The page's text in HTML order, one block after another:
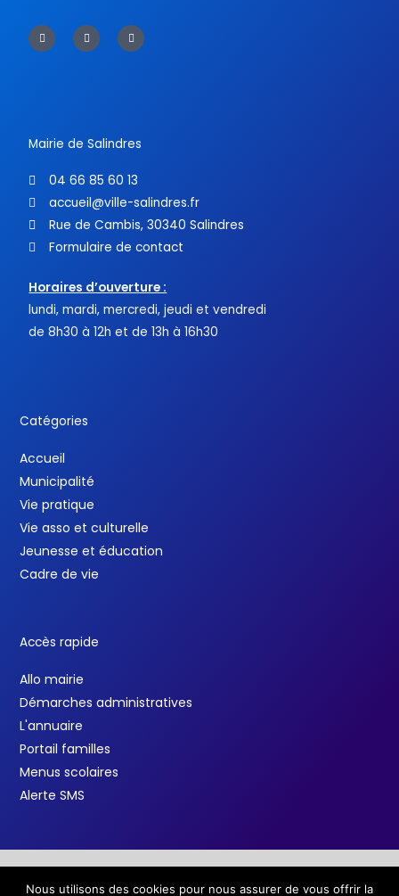
a
c
e
w
i
t
o
u
t
Mairie de Salindres
04 66 85 60 13
accueil@ville-salindres.fr
Rue de Cambis, 30340 Salindres
Formulaire de contact
Horaires d’ouverture :
lundi, mardi, mercredi, jeudi et vendredi
de 8h30 à 12h et de 13h à 16h30
Catégories
Accueil
Municipalité
Vie pratique
Vie asso et culturelle
Jeunesse et éducation
Cadre de vie
Accès rapide
Allo mairie
Démarches administratives
L'annuaire
Portail familles
Menus scolaires
Alerte SMS
Nous utilisons des cookies pour nous assurer de vous offrir la